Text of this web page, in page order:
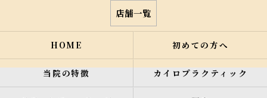
店舗一覧
HOME 初めての方へ
当院の特徴 カイロプラクティック